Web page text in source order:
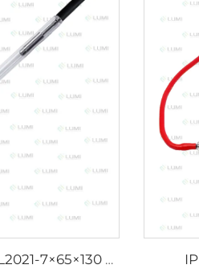
レーザークリプトンランプ L2021-7×65×130 mm